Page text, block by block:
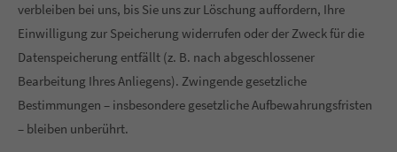
verbleiben bei uns, bis Sie uns zur Löschung auffordern, Ihre
Einwilligung zur Speicherung widerrufen oder der Zweck für die
Datenspeicherung entfällt (z. B. nach abgeschlossener
Bearbeitung Ihres Anliegens). Zwingende gesetzliche
Bestimmungen – insbesondere gesetzliche Aufbewahrungsfristen
– bleiben unberührt.